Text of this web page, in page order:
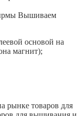
Вышиваем
основой на
магнит);
рынке товаров для